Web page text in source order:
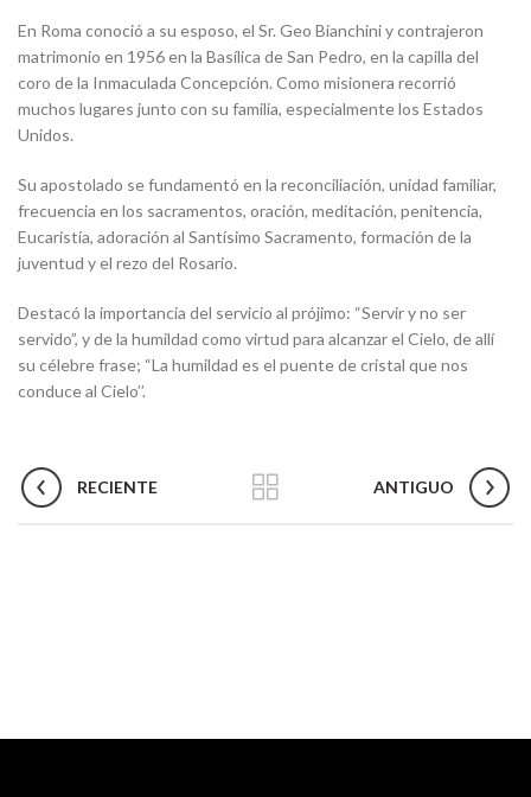
En Roma conoció a su esposo, el Sr. Geo Bianchini y contrajeron
matrimonio en 1956 en la Basílica de San Pedro, en la capilla del
coro de la Inmaculada Concepción. Como misionera recorrió
muchos lugares junto con su familia, especialmente los Estados
Unidos.
Su apostolado se fundamentó en la reconciliación, unidad familiar,
frecuencia en los sacramentos, oración, meditación, penitencia,
Eucaristía, adoración al Santísimo Sacramento, formación de la
juventud y el rezo del Rosario.
Destacó la importancia del servicio al prójimo: “Servir y no ser
servido”, y de la humildad como virtud para alcanzar el Cielo, de allí
su célebre frase; “La humildad es el puente de cristal que nos
conduce al Cielo’’.
RECIENTE ANTIGUO